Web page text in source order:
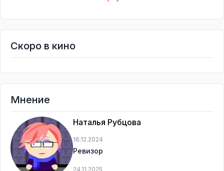
Скоро в кино
Мнение
Наталья Рубцова
16.12.2024
Ревизор
24.11.2025